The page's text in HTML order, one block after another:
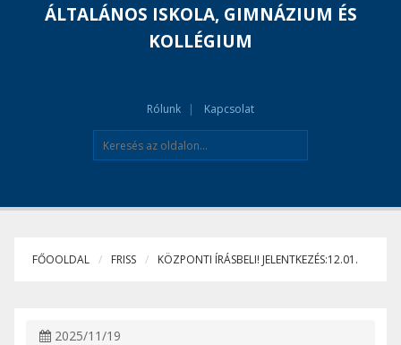
ÁLTALÁNOS ISKOLA, GIMNÁZIUM ÉS
KOLLÉGIUM
Rólunk Kapcsolat
FŐOOLDAL FRISS KÖZPONTI ÍRÁSBELI! JELENTKEZÉS:12.01.
2025/11/19